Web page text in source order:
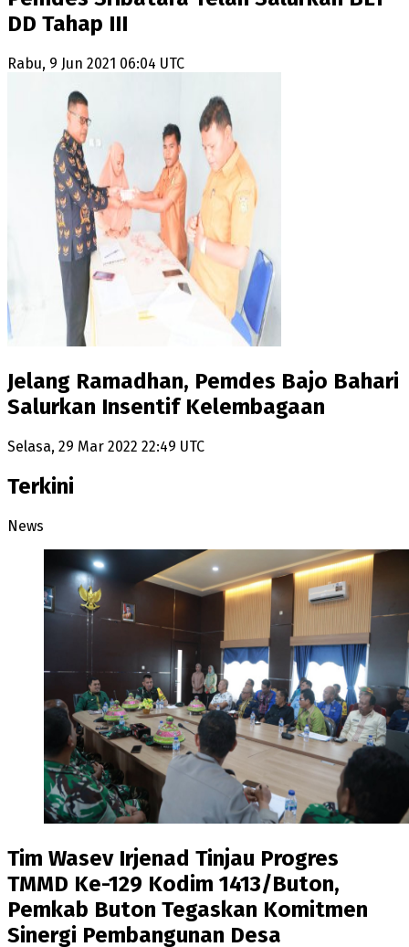
DD Tahap III
Rabu, 9 Jun 2021 06:04 UTC
Jelang Ramadhan, Pemdes Bajo Bahari
Salurkan Insentif Kelembagaan
Selasa, 29 Mar 2022 22:49 UTC
Terkini
News
Tim Wasev Irjenad Tinjau Progres
TMMD Ke-129 Kodim 1413/Buton,
Pemkab Buton Tegaskan Komitmen
Sinergi Pembangunan Desa